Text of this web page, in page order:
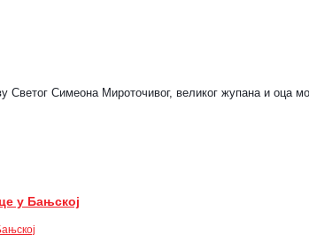
Светог Симеона Мироточивог, великог жупана и
у Бањској